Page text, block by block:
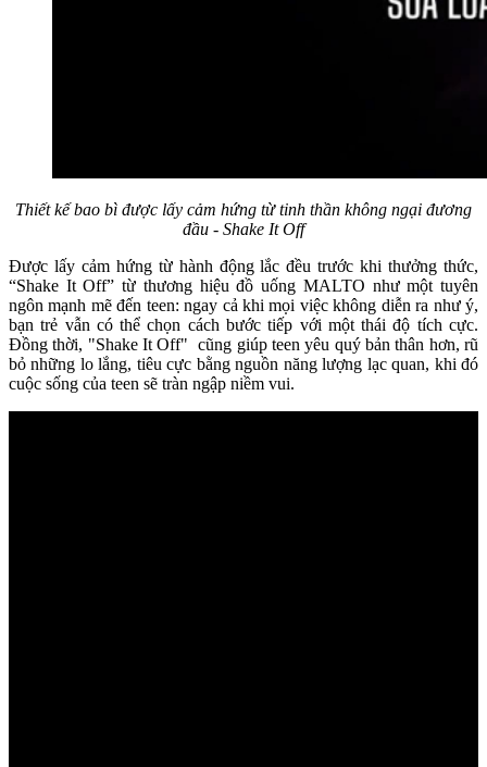
Thiết kế bao bì được lấy cảm hứng từ tinh thần không ngại đương
đầu - Shake It Off
Được lấy cảm hứng từ hành động lắc đều trước khi thưởng thức,
“Shake It Off” từ thương hiệu đồ uống MALTO như một tuyên
ngôn mạnh mẽ đến teen: ngay cả khi mọi việc không diễn ra như ý,
bạn trẻ vẫn có thể chọn cách bước tiếp với một thái độ tích cực.
Đồng thời, "Shake It Off" cũng giúp teen yêu quý bản thân hơn, rũ
bỏ những lo lắng, tiêu cực bằng nguồn năng lượng lạc quan, khi đó
cuộc sống của teen sẽ tràn ngập niềm vui.